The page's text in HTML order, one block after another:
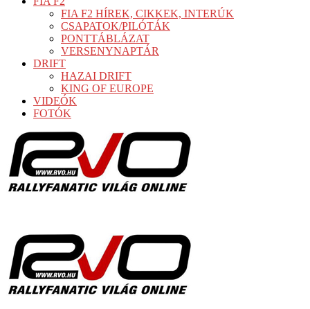
FIA F2 HÍREK, CIKKEK, INTERÚK
CSAPATOK/PILÓTÁK
PONTTÁBLÁZAT
VERSENYNAPTÁR
DRIFT
HAZAI DRIFT
KING OF EUROPE
VIDEÓK
FOTÓK